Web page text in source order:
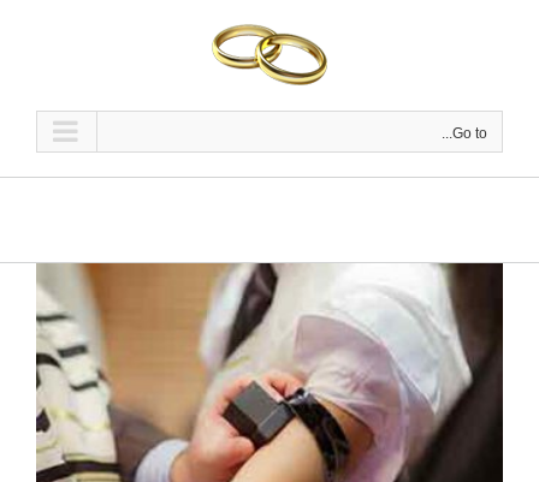
Go to...